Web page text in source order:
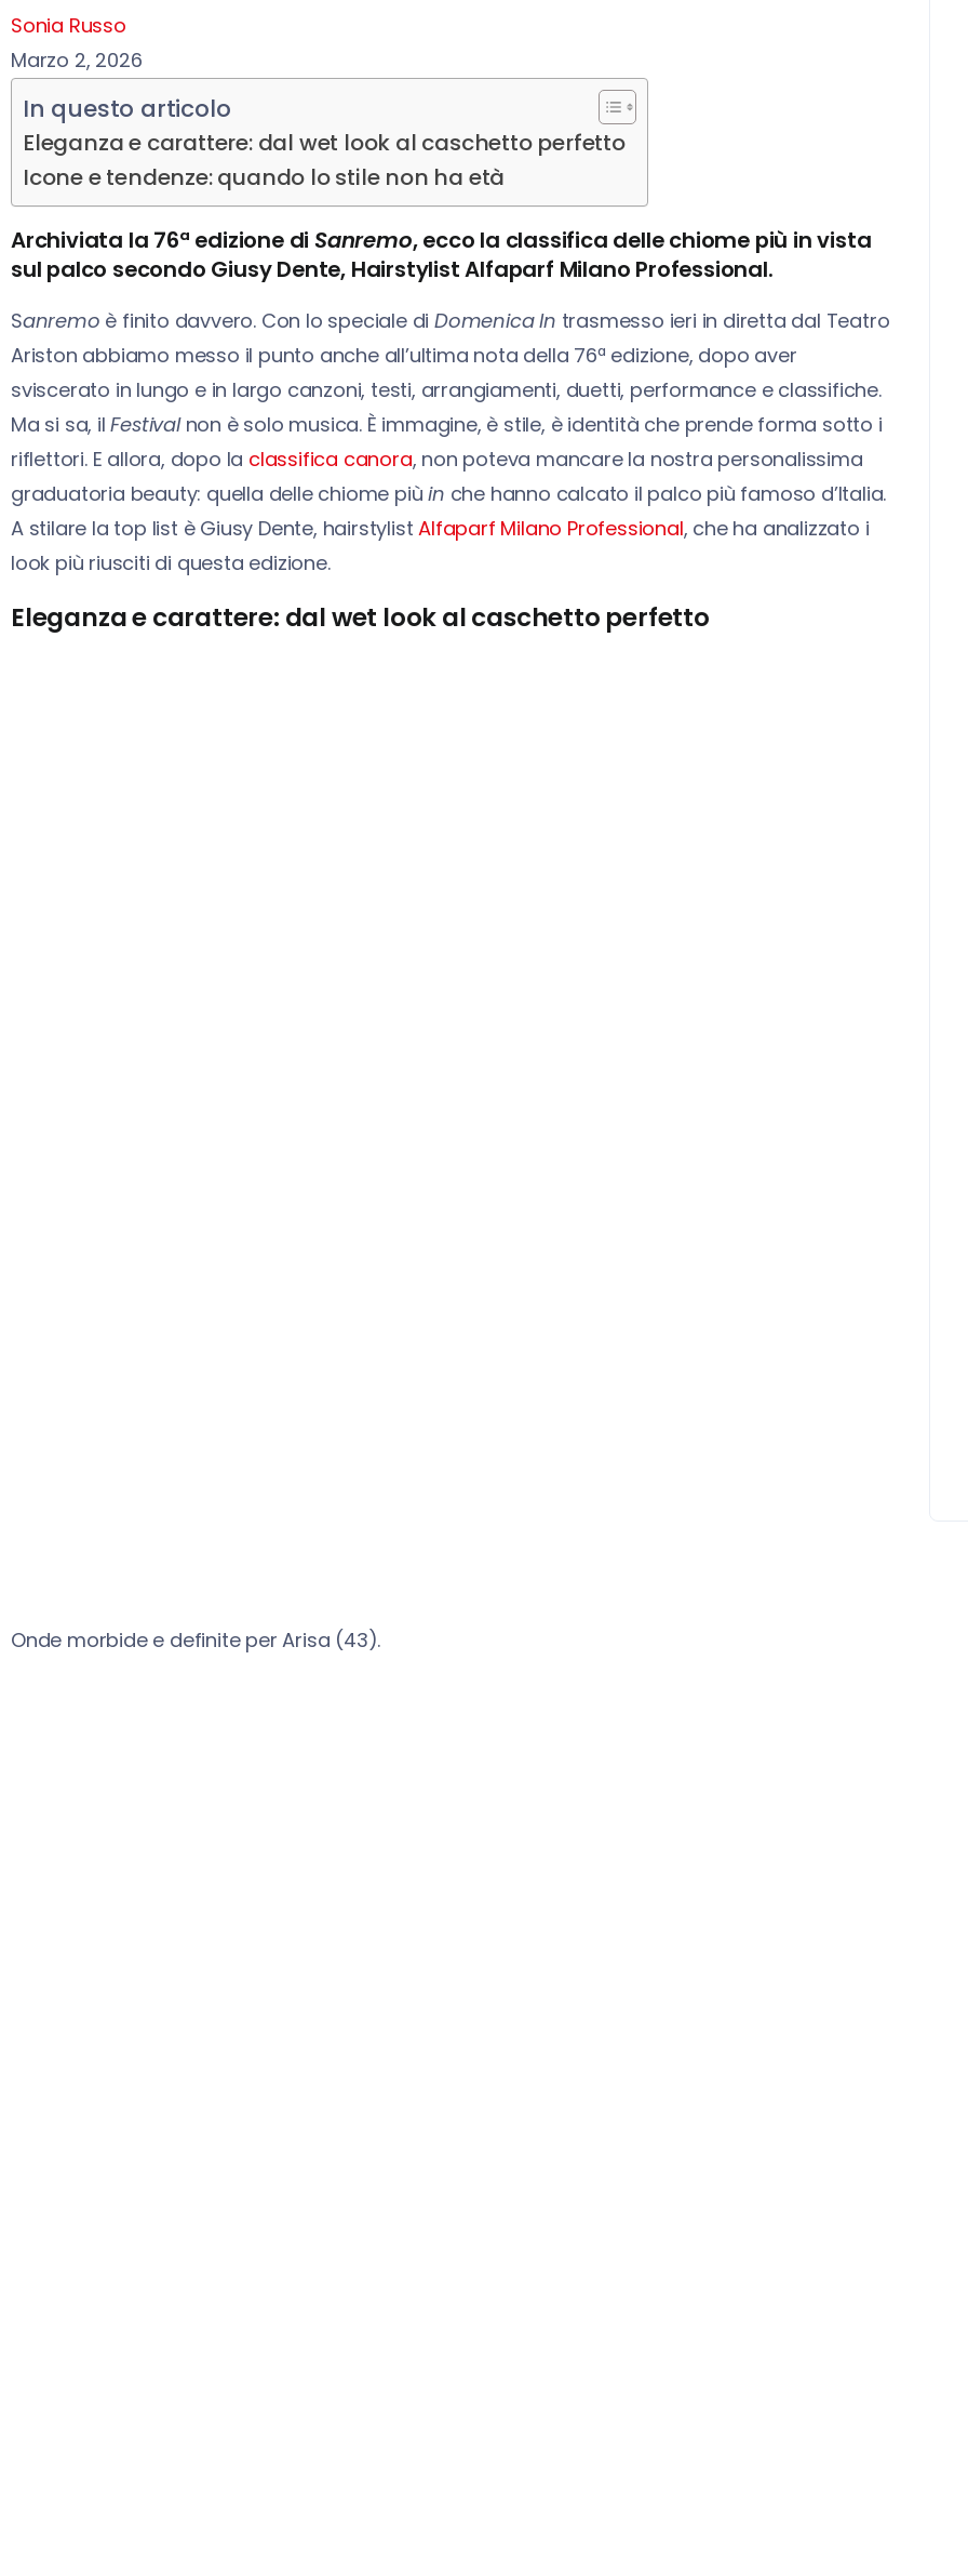
Sonia Russo
Marzo 2, 2026
In questo articolo
Eleganza e carattere: dal wet look al caschetto perfetto
Icone e tendenze: quando lo stile non ha età
Archiviata la 76ª edizione di Sanremo, ecco la classifica delle chiome più in vista
sul palco secondo Giusy Dente, Hairstylist Alfaparf Milano Professional.
Sanremo è finito davvero. Con lo speciale diDomenica In trasmesso ieri in diretta dal Teatro
Ariston abbiamo messo il punto anche all’ultima nota della 76ª edizione, dopo aver
sviscerato in lungo e in largo canzoni, testi, arrangiamenti, duetti, performance e classifiche.
Ma si sa, ilFestivalnon è solo musica. È immagine, è stile, è identità che prende forma sotto i
riflettori. E allora, dopo la classifica canora, non poteva mancare la nostra personalissima
graduatoria beauty: quella delle chiome piùin che hanno calcato il palco più famoso d’Italia.
A stilare la top list è Giusy Dente, hairstylistAlfaparf Milano Professional, che ha analizzato i
look più riusciti di questa edizione.
Eleganza e carattere: dal wet look al caschetto perfetto
Onde morbide e definite per Arisa (43).